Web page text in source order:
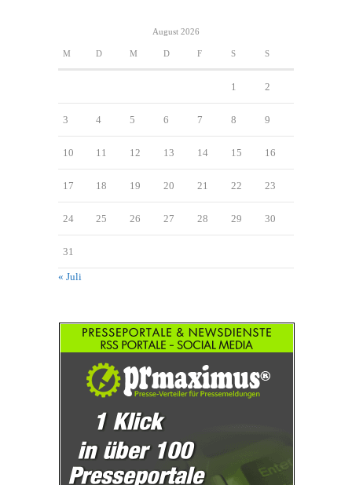
August 2026
M D M D F S S
1 2
3 4 5 6 7 8 9
10 11 12 13 14 15 16
17 18 19 20 21 22 23
24 25 26 27 28 29 30
31
« Juli